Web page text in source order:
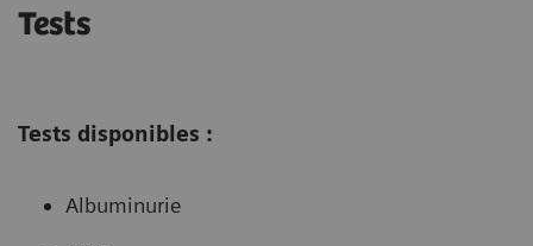
Tests
Tests disponibles :
Albuminurie